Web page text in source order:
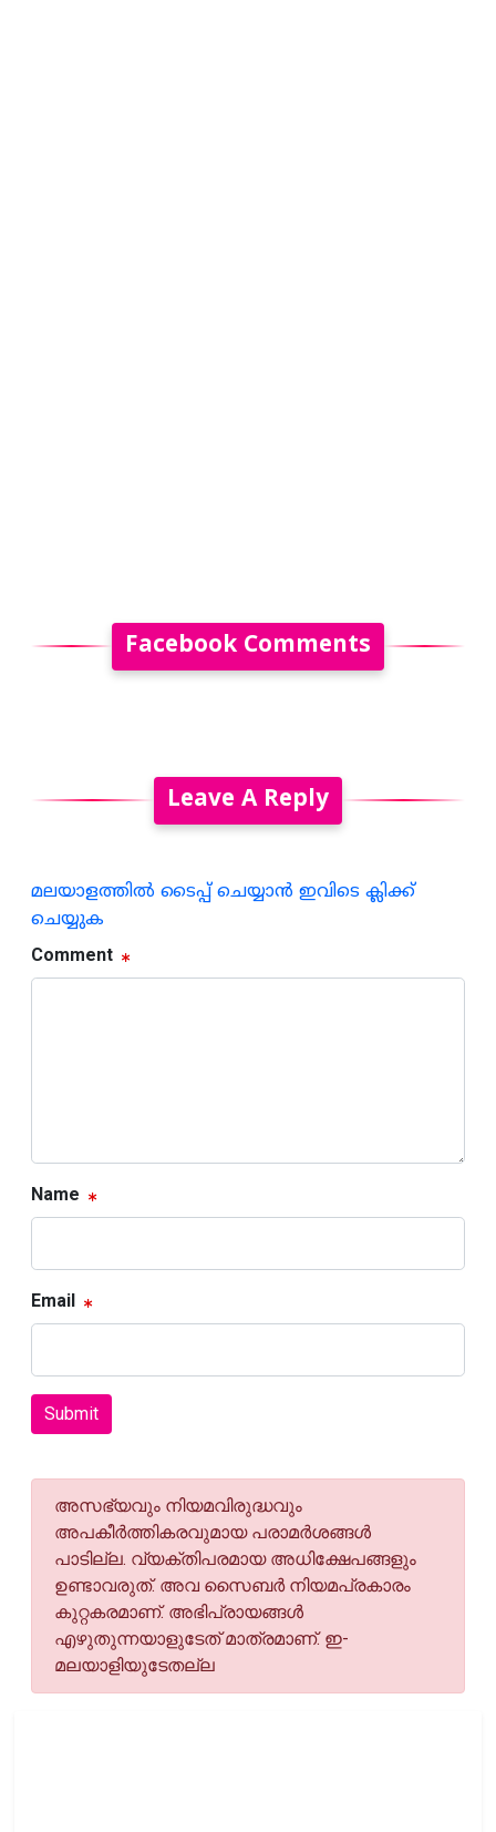
Facebook Comments
Leave A Reply
മലയാളത്തില്‍ ടൈപ്പ് ചെയ്യാന്‍ ഇവിടെ ക്ലിക്ക്
ചെയ്യുക
Comment
Name
Email
Submit
അസഭ്യവും നിയമവിരുദ്ധവും
അപകീര്‍ത്തികരവുമായ പരാമര്‍ശങ്ങള്‍
പാടില്ല. വ്യക്തിപരമായ അധിക്ഷേപങ്ങളും
ഉണ്ടാവരുത്. അവ സൈബര്‍ നിയമപ്രകാരം
കുറ്റകരമാണ്. അഭിപ്രായങ്ങള്‍
എഴുതുന്നയാളുടേത് മാത്രമാണ്. ഇ-
മലയാളിയുടേതല്ല